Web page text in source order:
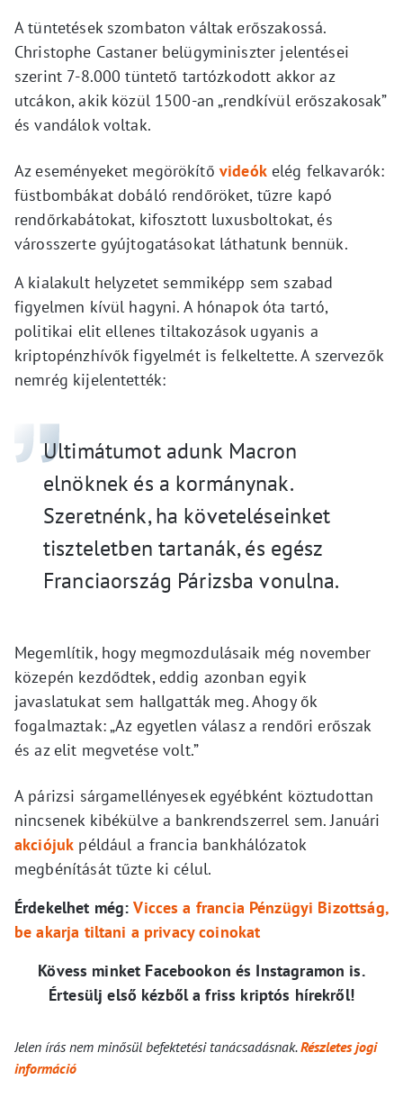
A tüntetések szombaton váltak erőszakossá.
Christophe Castaner belügyminiszter jelentései
szerint 7-8.000 tüntető tartózkodott akkor az
utcákon, akik közül 1500-an „rendkívül erőszakosak”
és vandálok voltak.
Az eseményeket megörökítő videókelég felkavarók:
füstbombákat dobáló rendőröket, tűzre kapó
rendőrkabátokat, kifosztott luxusboltokat, és
városszerte gyújtogatásokat láthatunk bennük.
A kialakult helyzetet semmiképp sem szabad
figyelmen kívül hagyni. A hónapok óta tartó,
politikai elit ellenes tiltakozások ugyanis a
kriptopénzhívők figyelmét is felkeltette. A szervezők
nemrég kijelentették:
Ultimátumot adunk Macron
elnöknek és a kormánynak.
Szeretnénk, ha követeléseinket
tiszteletben tartanák, és egész
Franciaország Párizsba vonulna.
Megemlítik, hogy megmozdulásaik még november
közepén kezdődtek, eddig azonban egyik
javaslatukat sem hallgatták meg. Ahogy ők
fogalmaztak: „Az egyetlen válasz a rendőri erőszak
és az elit megvetése volt.”
A párizsi sárgamellényesek egyébként köztudottan
nincsenek kibékülve a bankrendszerrel sem. Januári
akciójuk például a francia bankhálózatok
megbénítását tűzte ki célul.
Érdekelhet még: Vicces a francia Pénzügyi Bizottság,
be akarja tiltani a privacy coinokat
Kövess minket Facebookon és Instagramon is.
Értesülj első kézből a friss kriptós hírekről!
Jelen írás nem minősül befektetési tanácsadásnak.Részletes jogi
információ